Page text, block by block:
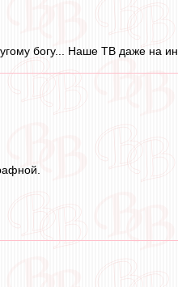
богу... Наше ТВ даже на